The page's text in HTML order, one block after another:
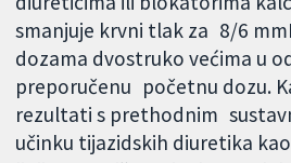
smanjuje krvni tlak za 8/6
dozama dvostruko većima u
preporučenu početnu dozu.
rezultati s prethodnim
učinku tijazidskih diuretika